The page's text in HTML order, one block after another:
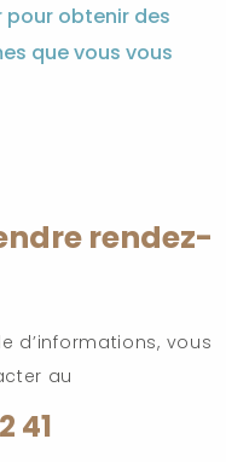
pour obtenir des
que vous vous
rendez-
d’informations, vous
au
41